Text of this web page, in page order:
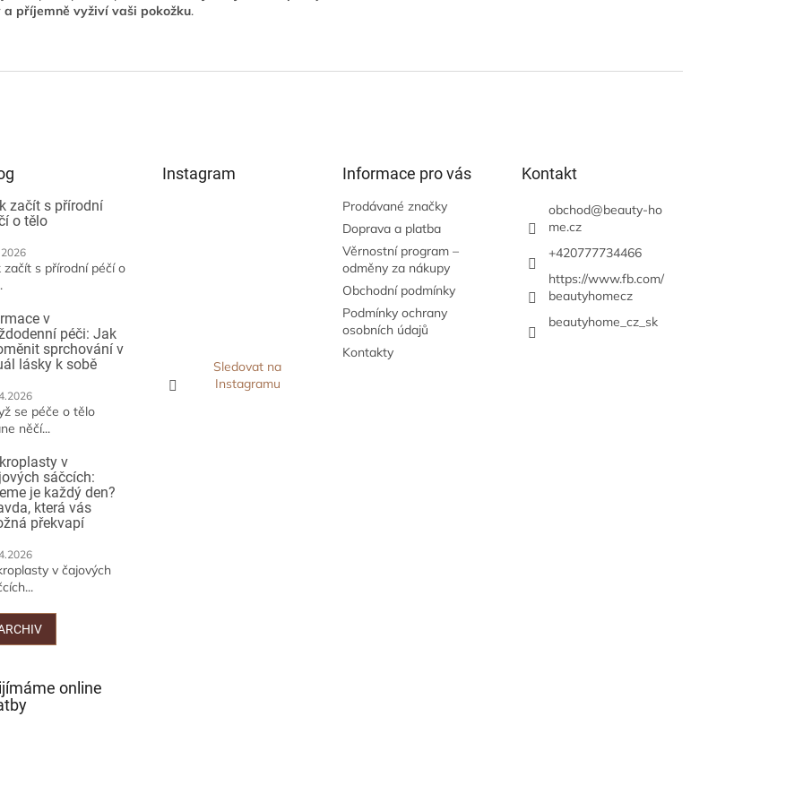
příjemně vyživí vaši pokožku.
začít s přírodní
o tělo
začít s přírodní péčí o
v
péči: Jak
sprchování v
lásky k sobě
se péče o tělo
něčí...
v
sáčcích:
je každý den?
která vás
překvapí
v čajových
Instagram
Sledovat na
Instagramu
Informace pro vás
Prodávané značky
Doprava a platba
Věrnostní program –
odměny za nákupy
Obchodní podmínky
Podmínky ochrany
osobních údajů
Kontakty
Kontakt
obchod@beauty-ho
me.cz
+420777734466
https://www.fb.com/
beautyhomecz
beautyhome_cz_sk
online